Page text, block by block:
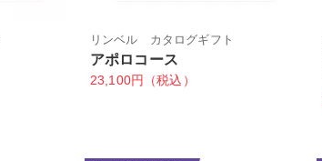
リンベル カタログギフト
アポロコース
23,100円（税込）